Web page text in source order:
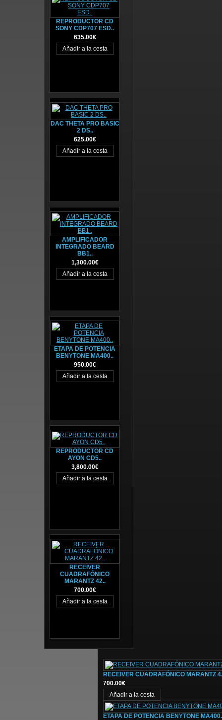
REPRODUCTOR CD
SONY CDP707 ESD..
635.00€
DAC THETA PRO BASIC
2 DS..
625.00€
AMPLIFICADOR
INTEGRADO BEARD
BB1..
1,300.00€
ETAPA DE POTENCIA
BENYTONE MA400..
950.00€
REPRODUCTOR CD
AYON CD5..
3,800.00€
RECEIVER
CUADRAFÓNICO
MARANTZ 42..
700.00€
RECEIVER CUADRAFÓNICO MARANTZ
700.00€
ETAPA DE POTENCIA BENYTONE